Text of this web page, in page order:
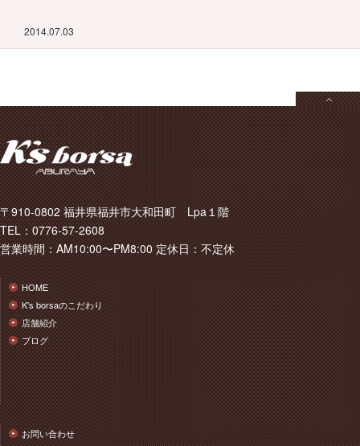
2014.07.03
〒910-0802 福井県福井市大和田町 Lpa１階
TEL：0776-57-2608
営業時間：AM10:00〜PM8:00 定休日：不定休
HOME
K's borsaのこだわり
店舗紹介
ブログ
お問い合わせ